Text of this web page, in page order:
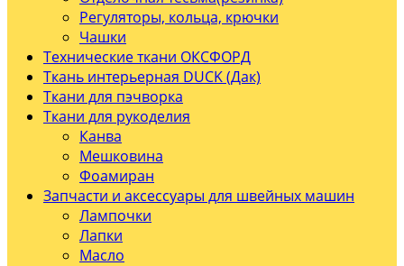
Регуляторы, кольца, крючки
Чашки
Технические ткани ОКСФОРД
Ткань интерьерная DUCK (Дак)
Ткани для пэчворка
Ткани для рукоделия
Канва
Мешковина
Фоамиран
Запчасти и аксессуары для швейных машин
Лампочки
Лапки
Масло